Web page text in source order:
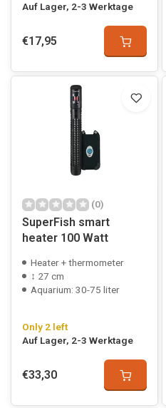
Auf Lager, 2-3 Werktage
€17,95
(0)
SuperFish smart
heater 100 Watt
Heater + thermometer
↕ 27 cm
Aquarium: 30-75 liter
Only 2 left
Auf Lager, 2-3 Werktage
€33,30